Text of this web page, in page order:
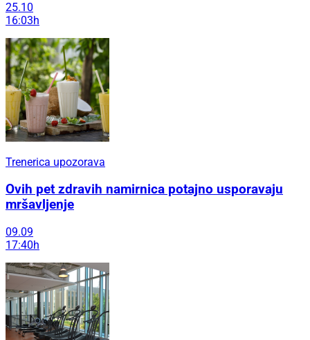
25.10
16:03h
Trenerica upozorava
Ovih pet zdravih namirnica potajno usporavaju
mršavljenje
09.09
17:40h